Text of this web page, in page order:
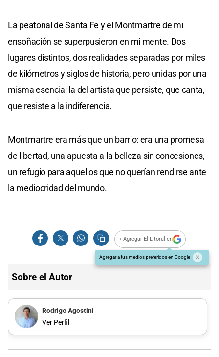
La peatonal de Santa Fe y el Montmartre de mi
ensoñación se superpusieron en mi mente. Dos
lugares distintos, dos realidades separadas por miles
de kilómetros y siglos de historia, pero unidas por una
misma esencia: la del artista que persiste, que canta,
que resiste a la indiferencia.
Montmartre era más que un barrio: era una promesa
de libertad, una apuesta a la belleza sin concesiones,
un refugio para aquellos que no querían rendirse ante
la mediocridad del mundo.
+ Agregar El Litoral en
Agregar a tus medios preferidos en Google
Sobre el Autor
Rodrigo Agostini
Ver Perfil